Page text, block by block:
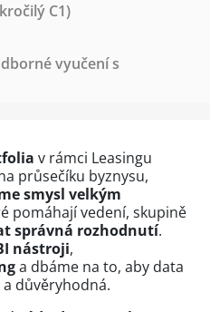
C1)
vyučení s
v rámci Leasingu
průsečíku byznysu,
smysl velkým
pomáhají vedení, skupině
správná rozhodnutí.
nástroji,
a dbáme na to, aby data
důvěryhodná.